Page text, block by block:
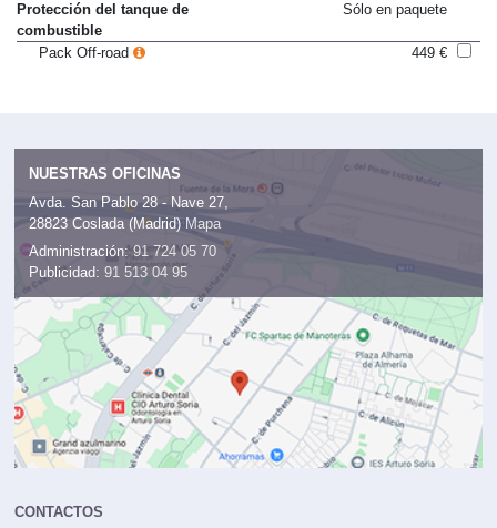
Protección del tanque de
combustible
Sólo en paquete
Pack Off-road 449 €
NUESTRAS OFICINAS
Avda. San Pablo 28 - Nave 27,
28823 Coslada (Madrid) Mapa
Administración: 91 724 05 70
Publicidad: 91 513 04 95
CONTACTOS